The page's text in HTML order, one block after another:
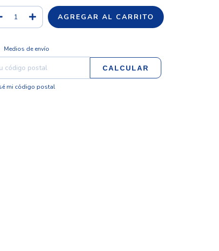
para el CP:
Medios de envío
CALCULAR
mi código postal